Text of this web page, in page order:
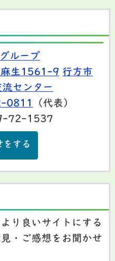
ループ
麻生1561-9 行方市
センター
0811
（代表）
72-1537
をする
り良いサイトにする
・ご感想をお聞かせ